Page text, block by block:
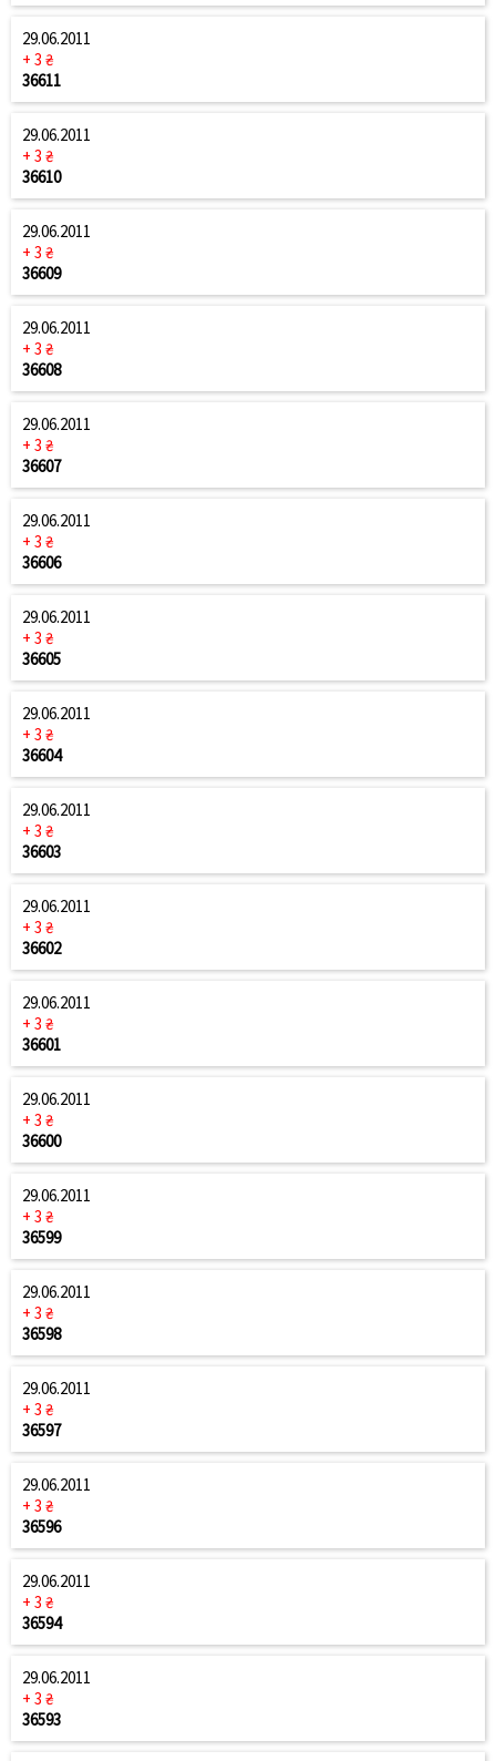
29.06.2011
+ 3 ₴
36611
29.06.2011
+ 3 ₴
36610
29.06.2011
+ 3 ₴
36609
29.06.2011
+ 3 ₴
36608
29.06.2011
+ 3 ₴
36607
29.06.2011
+ 3 ₴
36606
29.06.2011
+ 3 ₴
36605
29.06.2011
+ 3 ₴
36604
29.06.2011
+ 3 ₴
36603
29.06.2011
+ 3 ₴
36602
29.06.2011
+ 3 ₴
36601
29.06.2011
+ 3 ₴
36600
29.06.2011
+ 3 ₴
36599
29.06.2011
+ 3 ₴
36598
29.06.2011
+ 3 ₴
36597
29.06.2011
+ 3 ₴
36596
29.06.2011
+ 3 ₴
36594
29.06.2011
+ 3 ₴
36593